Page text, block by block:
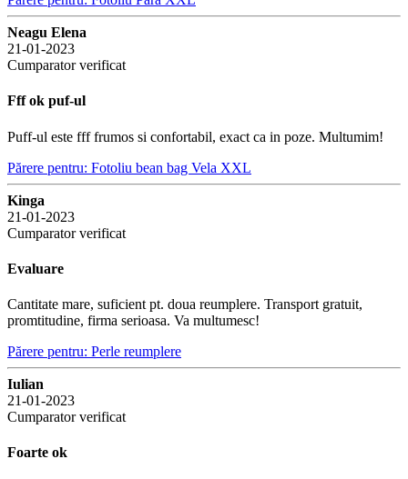
Neagu Elena
21-01-2023
Cumparator verificat
Fff ok puf-ul
Puff-ul este fff frumos si confortabil, exact ca in poze. Multumim!
Părere pentru: Fotoliu bean bag Vela XXL
Kinga
21-01-2023
Cumparator verificat
Evaluare
Cantitate mare, suficient pt. doua reumplere. Transport gratuit,
promtitudine, firma serioasa. Va multumesc!
Părere pentru: Perle reumplere
Iulian
21-01-2023
Cumparator verificat
Foarte ok